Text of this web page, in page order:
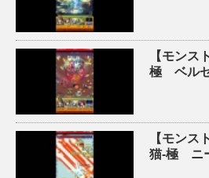
【モンス
極 ベル
【モンス
猫-極 ニ